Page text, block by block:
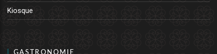
Kiosque
GASTRONOMIE